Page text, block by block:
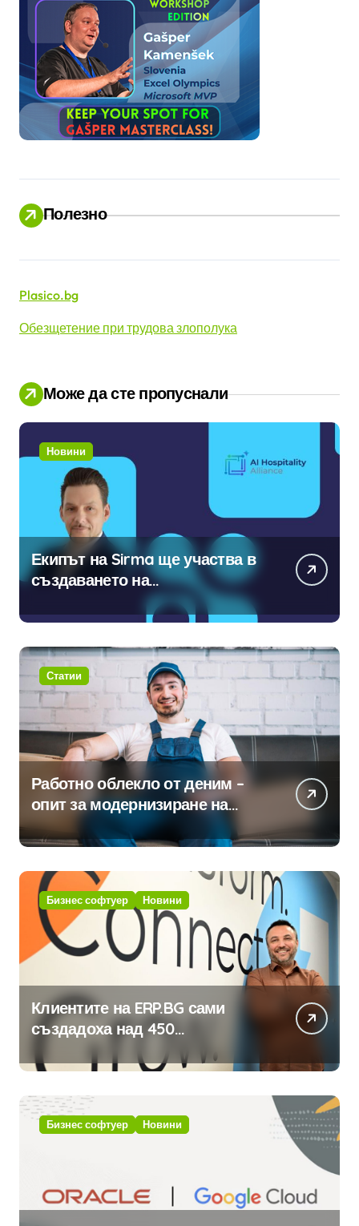
Полезно
Plasico.bg
Обезщетение при трудова злополука
Може да сте пропуснали
Новини
Екипът на Sirma ще участва в
създаването на
международните стандарти за
навлизане на изкуствен
интелект в хотелиерството
Статии
Работно облекло от деним –
опит за модернизиране на
традицията
Бизнес софтуер Новини
Клиентите на ERP.BG сами
създадоха над 450
приложения за ERP системата
с помощта на вградения в нея
изкуствен интелект
Бизнес софтуер Новини